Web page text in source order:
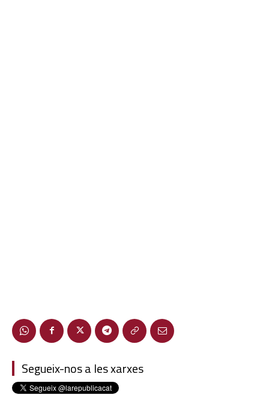
Segueix-nos a les xarxes